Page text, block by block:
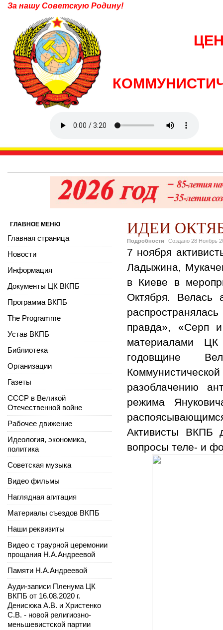
За нашу Советскую Родину!
ИДЕИ
Подробности Создано 28 Ноябрь
7 ноября
Ладыжина,
в Киеве в
Октября. Велась
правда», «Серп
материалами
годовщине
разоблачению
режима
Активисты ВКПБ
вопросы теле- и
ГЛАВНОЕ МЕНЮ
Главная страница
Новости
Информация
Документы ЦК ВКПБ
Программа ВКПБ
The Programme
Устав ВКПБ
Библиотека
Организации
Газеты
СССР в Великой
Отечественной войне
Рабочее движение
Идеология, экономика,
политика
Советская музыка
Видео фильмы
Наглядная агитация
Материалы съездов ВКПБ
Наши реквизиты
Видео с траурной церемонии
прощания Н.А.Андреевой
Памяти Н.А.Андреевой
Ауди-записи Пленума ЦК
ВКПБ от 16.08.2020 г.
Денисюка А.В. и Христенко
С.В. - новой религиозно-
меньшевистской партии